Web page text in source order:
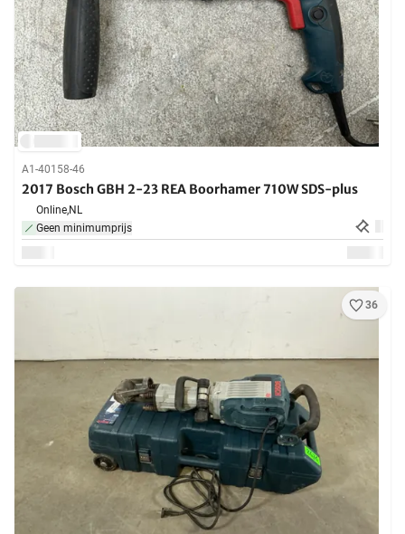
A1-40158-46
2017 Bosch GBH 2-23 REA Boorhamer 710W SDS-plus
Online,NL
Geen minimumprijs
36